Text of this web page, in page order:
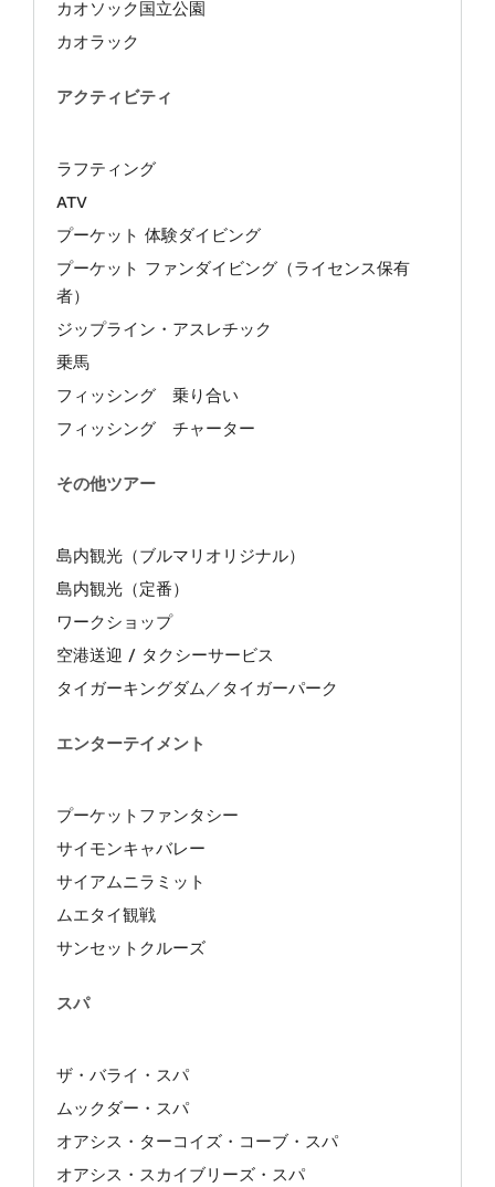
カオソック国立公園
カオラック
アクティビティ
ラフティング
ATV
プーケット 体験ダイビング
プーケット ファンダイビング（ライセンス保有
者）
ジップライン・アスレチック
乗馬
フィッシング 乗り合い
フィッシング チャーター
その他ツアー
島内観光（ブルマリオリジナル）
島内観光（定番）
ワークショップ
空港送迎 / タクシーサービス
タイガーキングダム／タイガーパーク
エンターテイメント
プーケットファンタシー
サイモンキャバレー
サイアムニラミット
ムエタイ観戦
サンセットクルーズ
スパ
ザ・バライ・スパ
ムックダー・スパ
オアシス・ターコイズ・コーブ・スパ
オアシス・スカイブリーズ・スパ